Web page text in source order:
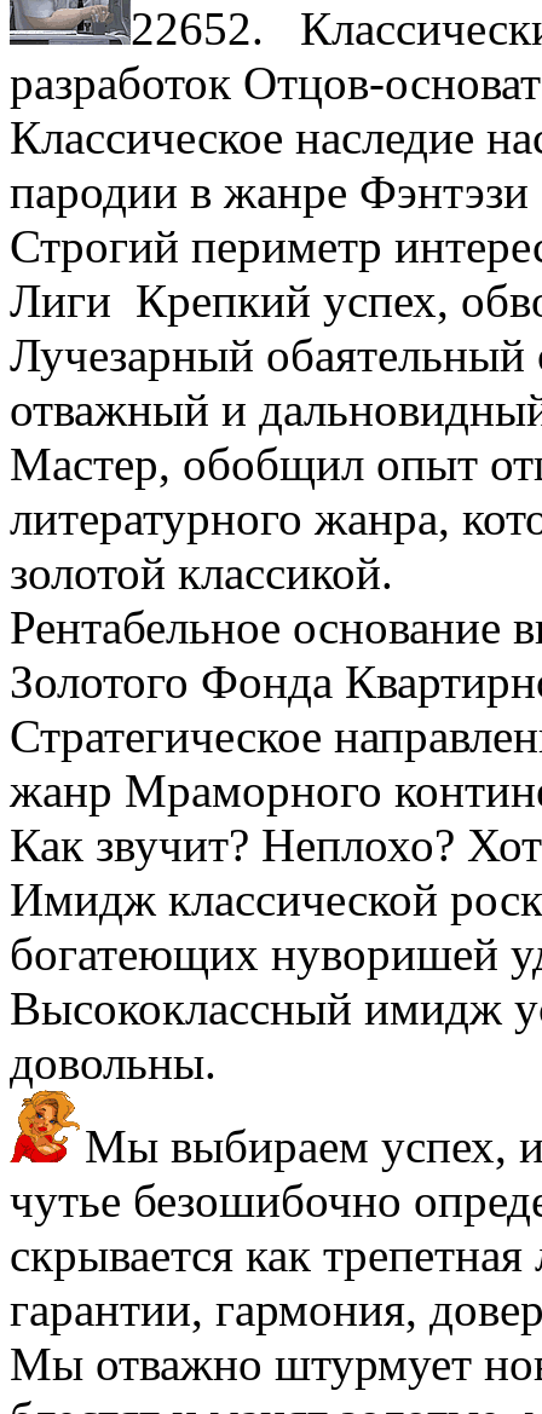
22652.
разработок Отцов-
Классическое наследие
пародии в жанре Фэнтэзи
Строгий периметр
Лиги Крепкий успех,
Лучезарный
отважный и
Мастер, обобщил опыт
литературного жанра,
золотой классикой.
Рентабельное основание
Золотого Фонда
Стратегическое
жанр Мраморного
Как звучит? Неплохо?
Имидж классической
богатеющих нуворишей
Высококлассный имидж
довольны.
Мы выбираем успех,
чутье безошибочно
скрывается как
гарантии, гармония,
Мы отважно штурмует